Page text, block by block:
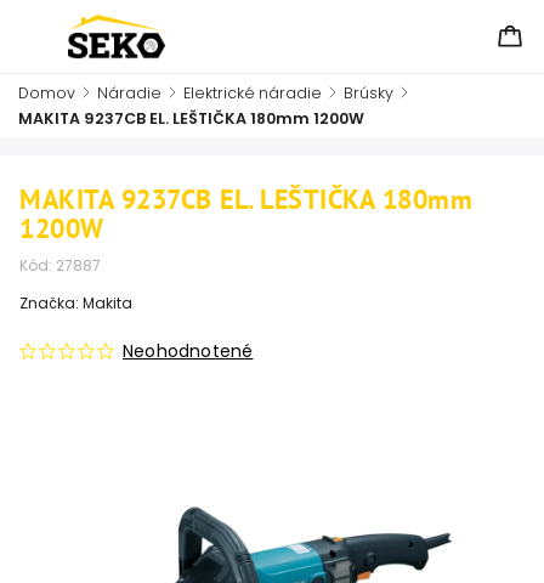
Domov / Náradie / Elektrické náradie / Brúsky /
MAKITA 9237CB EL. LEŠTIČKA 180mm 1200W
MAKITA 9237CB EL. LEŠTIČKA 180mm
1200W
Kód: 27887
Neohodnotené
Značka: Makita